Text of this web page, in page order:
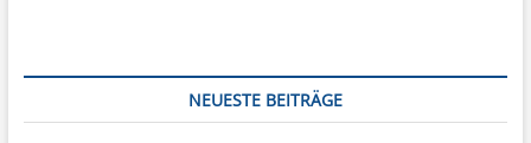
NEUESTE BEITRÄGE